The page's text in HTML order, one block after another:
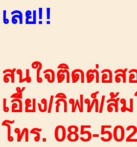
เลย!!
สนใจติดต่อส
เอี้ยง/กิฟท์/ส้
โทร. 085-